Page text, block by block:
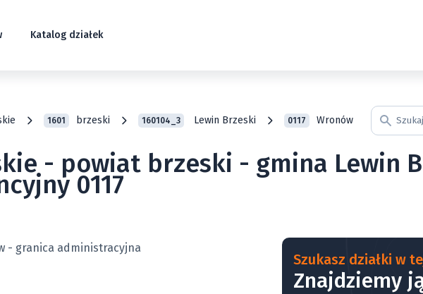
Katalog działek
1601 brzeski 160104_3 Lewin Brzeski 0117 Wronów
- powiat brzeski - gmina Lewin
0117
Szukasz działki w
Znajdziemy